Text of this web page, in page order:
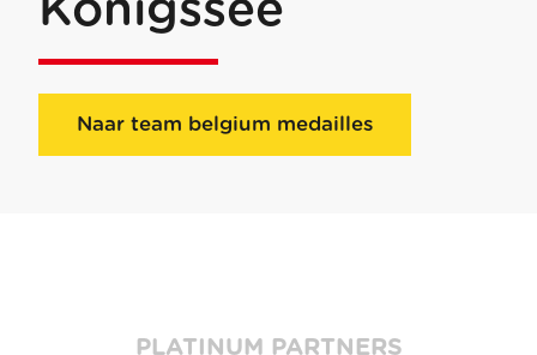
Königssee
Naar team belgium medailles
PLATINUM PARTNERS